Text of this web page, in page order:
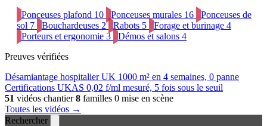
Ponceuses plafond 10 Ponceuses murales 16
Ponceuses de
sol 7 Bouchardeuses 2 Rabots 5 Forage et burinage 4
Porteurs et ergonomie 3 Démos et salons 4
Preuves vérifiées
Désamiantage hospitalier UK 1000 m² en 4 semaines, 0 panne
Certifications UKAS 0,02 f/ml mesuré, 5 fois sous le seuil
51 vidéos chantier8 familles 0 mise en scène
Toutes les vidéos →
Rechercher